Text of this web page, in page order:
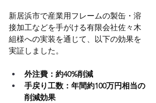
新居浜市で産業用フレームの製缶・溶
接加工などを手がける有限会社佐々木
組様への実装を通じて、以下の効果を
実証しました。
外注費：約40%削減
手戻り工数：年間約100万円相当の
削減効果